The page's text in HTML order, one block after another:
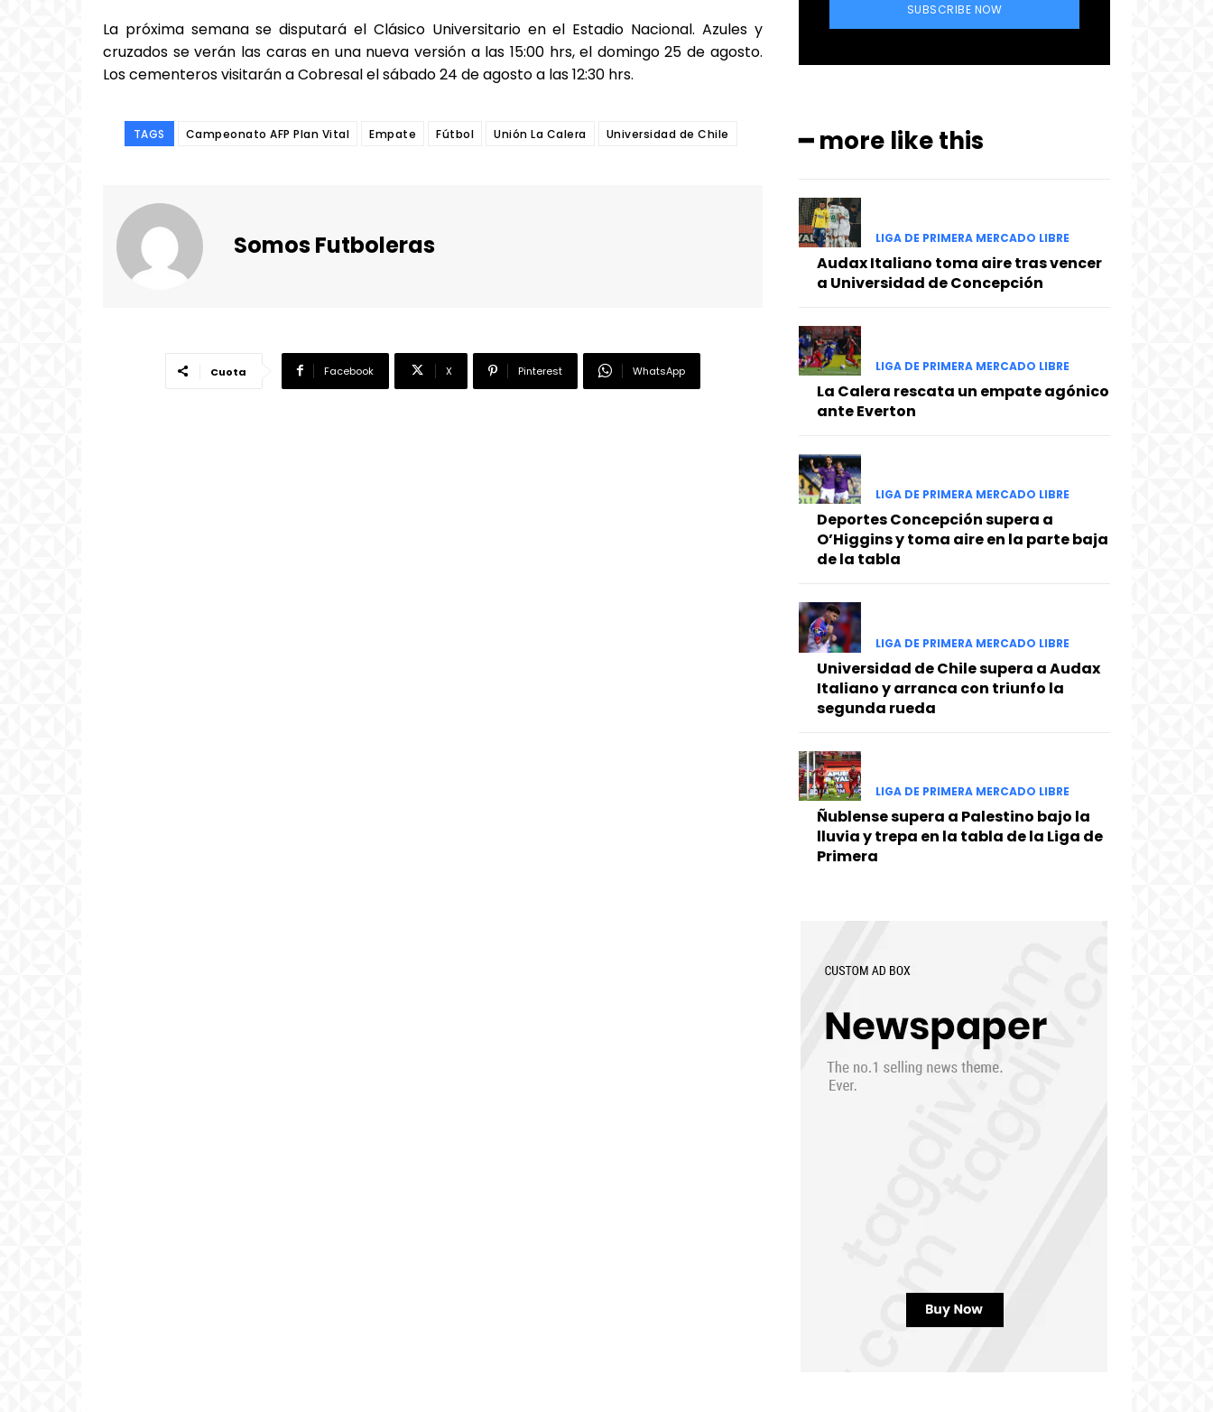
La próxima semana se disputará el Clásico Universitario en el Estadio Nacional. Azules y
cruzados se verán las caras en una nueva versión a las 15:00 hrs, el domingo 25 de agosto.
Los cementeros visitarán a Cobresal el sábado 24 de agosto a las 12:30 hrs.
TAGS Campeonato AFP Plan Vital Empate Fútbol Unión La Calera Universidad de Chile
Somos Futboleras
Cuota Facebook X Pinterest WhatsApp
SUBSCRIBE NOW
━ more like this
LIGA DE PRIMERA MERCADO LIBRE
Audax Italiano toma aire tras vencer
a Universidad de Concepción
LIGA DE PRIMERA MERCADO LIBRE
La Calera rescata un empate agónico
ante Everton
LIGA DE PRIMERA MERCADO LIBRE
Deportes Concepción supera a
O’Higgins y toma aire en la parte baja
de la tabla
LIGA DE PRIMERA MERCADO LIBRE
Universidad de Chile supera a Audax
Italiano y arranca con triunfo la
segunda rueda
LIGA DE PRIMERA MERCADO LIBRE
Ñublense supera a Palestino bajo la
lluvia y trepa en la tabla de la Liga de
Primera